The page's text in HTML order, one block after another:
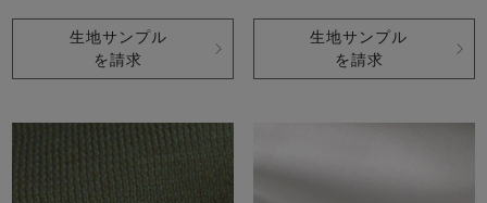
生地サンプル
を請求
生地サンプル
を請求